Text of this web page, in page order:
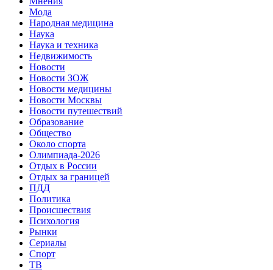
Мода
Народная медицина
Наука
Наука и техника
Недвижимость
Новости
Новости ЗОЖ
Новости медицины
Новости Москвы
Новости путешествий
Образование
Общество
Около спорта
Олимпиада-2026
Отдых в России
Отдых за границей
ПДД
Политика
Происшествия
Психология
Рынки
Сериалы
Спорт
ТВ